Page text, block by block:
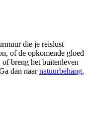
die je reislust
of de opkomende gloed
breng het buitenleven
dan naarnatuurbehang,